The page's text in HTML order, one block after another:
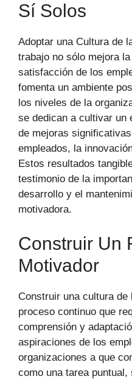
Sí Solos
Adoptar una Cultura de
trabajo no sólo mejora
satisfacción de los
fomenta un ambiente
los niveles de la
se dedican a cultivar un
de mejoras
empleados, la
Estos resultados
testimonio de la
desarrollo y el
motivadora.
Construir Un
Motivador
Construir una cultura
proceso continuo que
comprensión y
aspiraciones de los
organizaciones a que
como una tarea